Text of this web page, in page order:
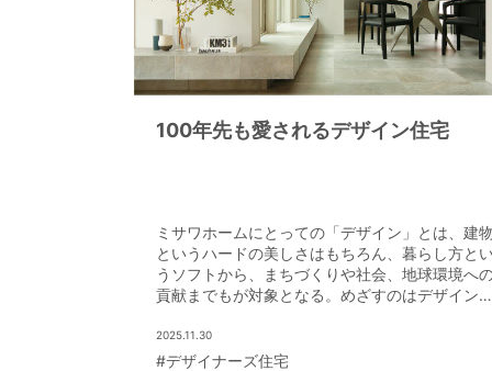
100年先も愛されるデザイン住宅
ミサワホームにとっての「デザイン」とは、建
というハードの美しさはもちろん、暮らし方と
うソフトから、まちづくりや社会、地球環境へ
貢献までもが対象となる。めざすのはデザイン
ンの魅力を紹介しよう。
2025.11.30
#デザイナーズ住宅